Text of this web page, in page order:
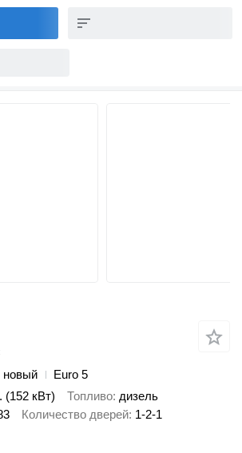
новый
Euro 5
(152 кВт) Топливо дизель
Количество дверей 1-2-1